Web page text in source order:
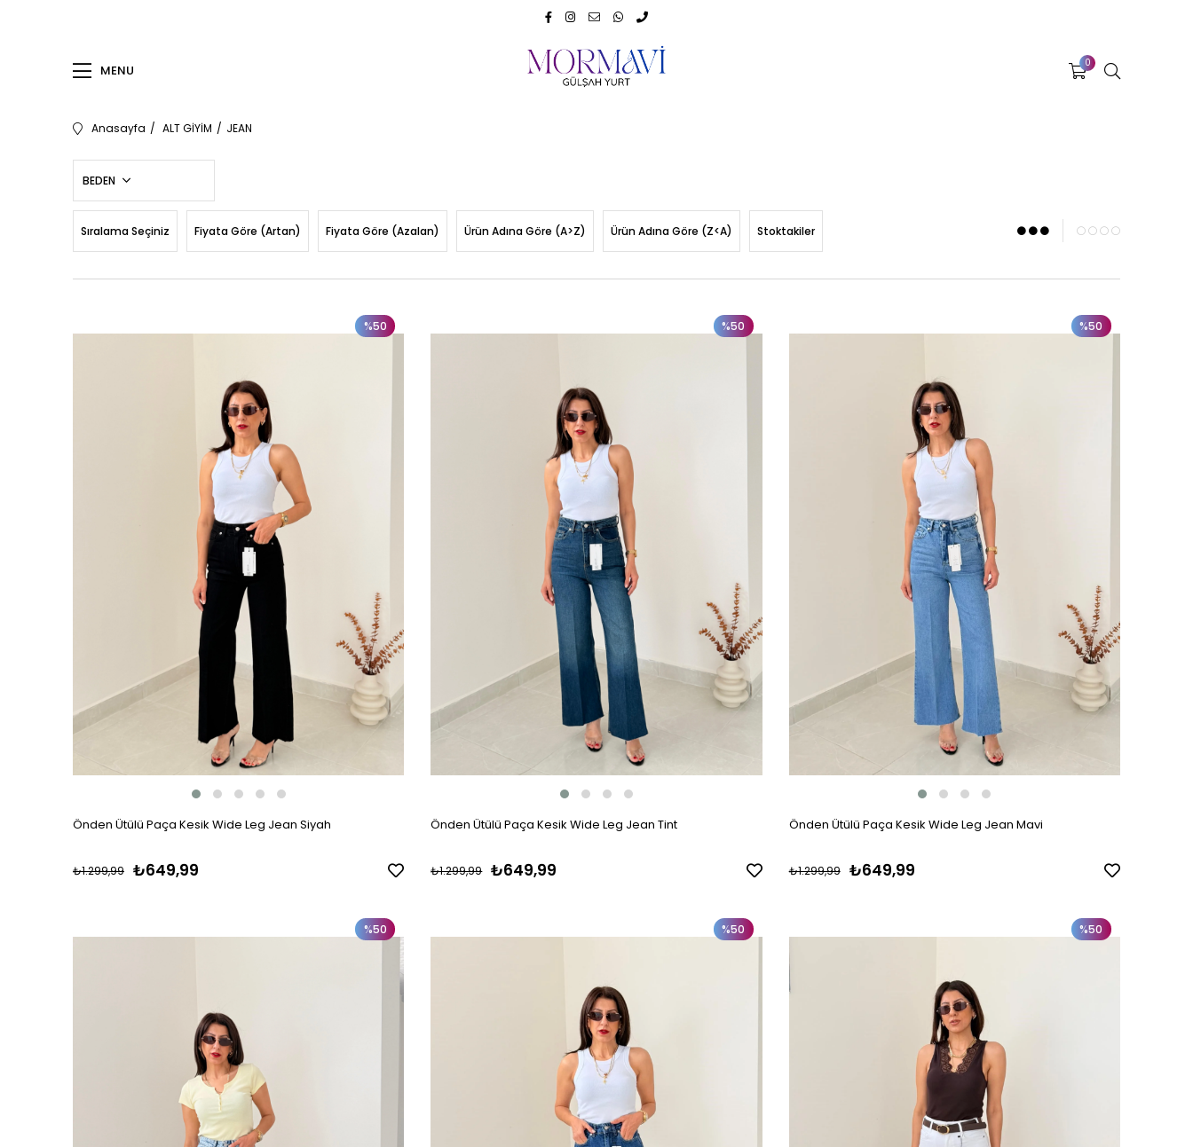
MENU 0
Anasayfa ALT GİYİM JEAN
BEDEN
Sıralama Seçiniz Fiyata Göre (Artan) Fiyata Göre (Azalan) Ürün Adına Göre (A>Z) Ürün Adına Göre (Z<A) Stoktakiler
Önden Ütülü Paça Kesik Wide Leg Jean Siyah
₺649,99
₺1.299,99
%50
Önden Ütülü Paça Kesik Wide Leg Jean Tint
₺649,99
₺1.299,99
%50
Önden Ütülü Paça Kesik Wide Leg Jean Mavi
₺649,99
₺1.299,99
%50
%50 %50 %50